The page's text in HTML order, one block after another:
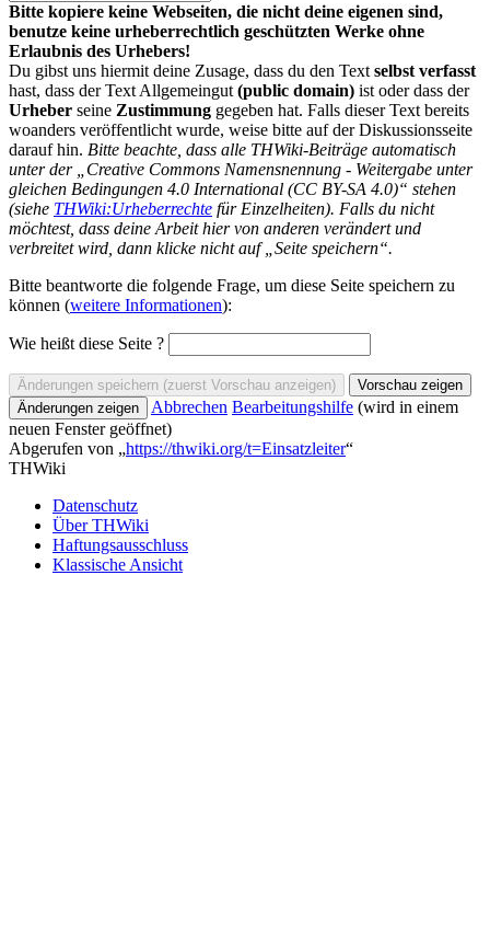
Bitte kopiere keine Webseiten, die nicht deine eigenen sind,
benutze keine urheberrechtlich geschützten Werke ohne
Erlaubnis des Urhebers!
Du gibst uns hiermit deine Zusage, dass du den Text selbst verfasst
hast, dass der Text Allgemeingut (public domain) ist oder dass der
Urheber seine Zustimmung gegeben hat. Falls dieser Text bereits
woanders veröffentlicht wurde, weise bitte auf der Diskussionsseite
darauf hin. Bitte beachte, dass alle THWiki-Beiträge automatisch
unter der „Creative Commons Namensnennung - Weitergabe unter
gleichen Bedingungen 4.0 International (CC BY-SA 4.0)“ stehen
(siehe THWiki:Urheberrechte für Einzelheiten). Falls du nicht
möchtest, dass deine Arbeit hier von anderen verändert und
verbreitet wird, dann klicke nicht auf „Seite speichern“.
Bitte beantworte die folgende Frage, um diese Seite speichern zu
können (weitere Informationen):
Wie heißt diese Seite ?
Abbrechen Bearbeitungshilfe (wird in einem
neuen Fenster geöffnet)
Abgerufen von „https://thwiki.org/t=Einsatzleiter“
THWiki
Datenschutz
Über THWiki
Haftungsausschluss
Klassische Ansicht